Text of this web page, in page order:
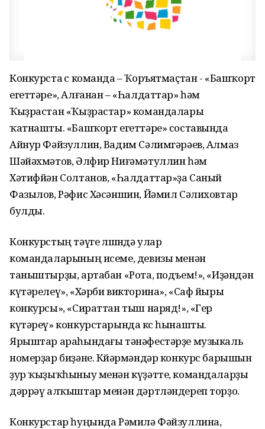
Конкурста өс команда – Ҡоръятмаҫтан - «Башҡорт
егеттәре», Алғанан – «Һалдаттар» һәм
Ҡыҙрастан «Ҡыҙрастар» командалары
ҡатнашты. «Башҡорт егеттәре» составында
Айнур Фәйзуллин, Вадим Сәлимгәрәев, Алмаз
Шәйәхмәтов, Әлфир Ниғәмәтуллин һәм
Хәтифйән Солтанов, «Һалдаттар»ҙа Саный
Фазылов, Рәфис Хәсәншин, Йәмил Сәлиховтар
булды.
Конкурстың тәүге өлөшөндә улар
командаларының исеме, девизы менән
таныштырҙы, артабан «Рота, подъем!», «Иҙәндән
күтәрелеү», «Хәрби викторина», «Саф йыры
конкурсы», «Сираттан тыш наряд!», «Гер
күтәреү» конкурстарында көс һынашты.
Ярыштар араһындағы тәнәфестәрҙе музыкаль
номерҙар биҙәне. Көйәрмәндәр конкурс барышын
ҙур ҡыҙыҡһыныу менән күҙәтте, командаларҙы
дәррәү алҡыштар менән дәртләндереп торҙо.
Конкурстар һуңында Рәмилә Фәйзуллина,